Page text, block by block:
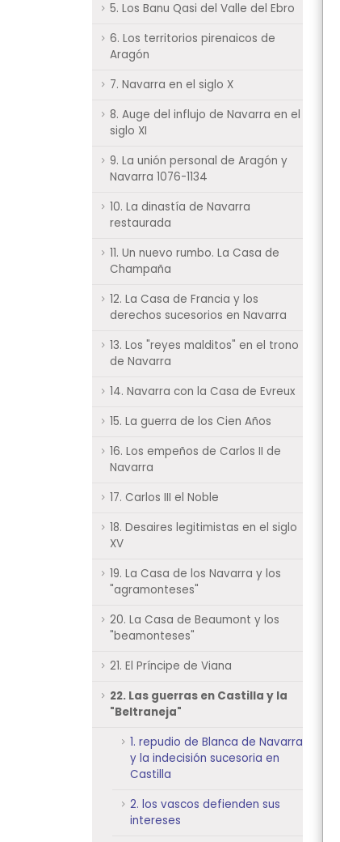
5. Los Banu Qasi del Valle del Ebro
6. Los territorios pirenaicos de
Aragón
7. Navarra en el siglo X
8. Auge del influjo de Navarra en el
siglo XI
9. La unión personal de Aragón y
Navarra 1076-1134
10. La dinastía de Navarra
restaurada
11. Un nuevo rumbo. La Casa de
Champaña
12. La Casa de Francia y los
derechos sucesorios en Navarra
13. Los "reyes malditos" en el trono
de Navarra
14. Navarra con la Casa de Evreux
15. La guerra de los Cien Años
16. Los empeños de Carlos II de
Navarra
17. Carlos III el Noble
18. Desaires legitimistas en el siglo
XV
19. La Casa de los Navarra y los
"agramonteses"
20. La Casa de Beaumont y los
"beamonteses"
21. El Príncipe de Viana
22. Las guerras en Castilla y la
"Beltraneja"
1. repudio de Blanca de Navarra
y la indecisión sucesoria en
Castilla
2. los vascos defienden sus
intereses